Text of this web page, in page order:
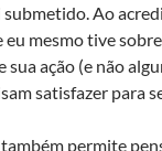
Ao
mesmo tive
sua ação (e não
satisfazer para
permite